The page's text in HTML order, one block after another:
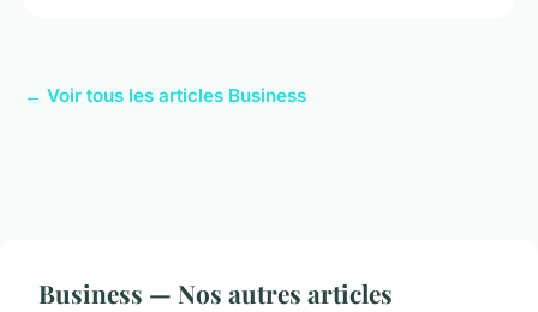
← Voir tous les articles Business
Business — Nos autres articles